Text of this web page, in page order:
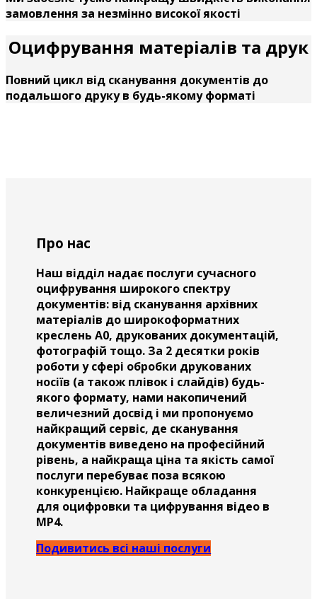
замовлення за незмінно високої якості
Оцифрування матеріалів та друк
Повний цикл від сканування документів до
подальшого друку в будь-якому форматі
Про нас
Наш відділ надає послуги сучасного
оцифрування широкого спектру
документів: від сканування архівних
матеріалів до широкоформатних
креслень А0, друкованих документацій,
фотографій тощо. За 2 десятки років
роботи у сфері обробки друкованих
носіїв (а також плівок і слайдів) будь-
якого формату, нами накопичений
величезний досвід і ми пропонуємо
найкращий сервіс, де сканування
документів виведено на професійний
рівень, а найкраща ціна та якість самої
послуги перебуває поза всякою
конкуренцією. Найкраще обладання
для оцифровки та цифрування відео в
MP4.
Подивитись всі наші послуги